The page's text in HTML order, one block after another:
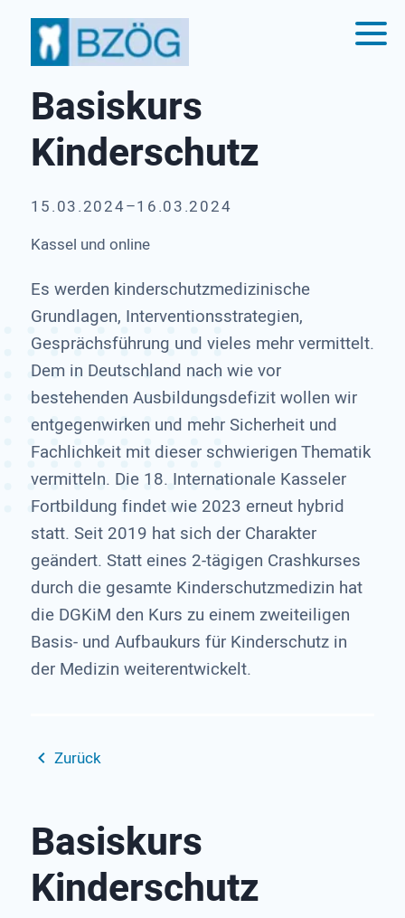
Basiskurs
Kinderschutz
15.03.2024–16.03.2024
Kassel und online
Es werden kinderschutzmedizinische
Grundlagen, Interventionsstrategien,
Gesprächsführung und vieles mehr vermittelt.
Dem in Deutschland nach wie vor
bestehenden Ausbildungsdefizit wollen wir
entgegenwirken und mehr Sicherheit und
Fachlichkeit mit dieser schwierigen Thematik
vermitteln. Die 18. Internationale Kasseler
Fortbildung findet wie 2023 erneut hybrid
statt. Seit 2019 hat sich der Charakter
geändert. Statt eines 2-tägigen Crashkurses
durch die gesamte Kinderschutzmedizin hat
die DGKiM den Kurs zu einem zweiteiligen
Basis- und Aufbaukurs für Kinderschutz in
der Medizin weiterentwickelt.
Zurück
Basiskurs
Kinderschutz